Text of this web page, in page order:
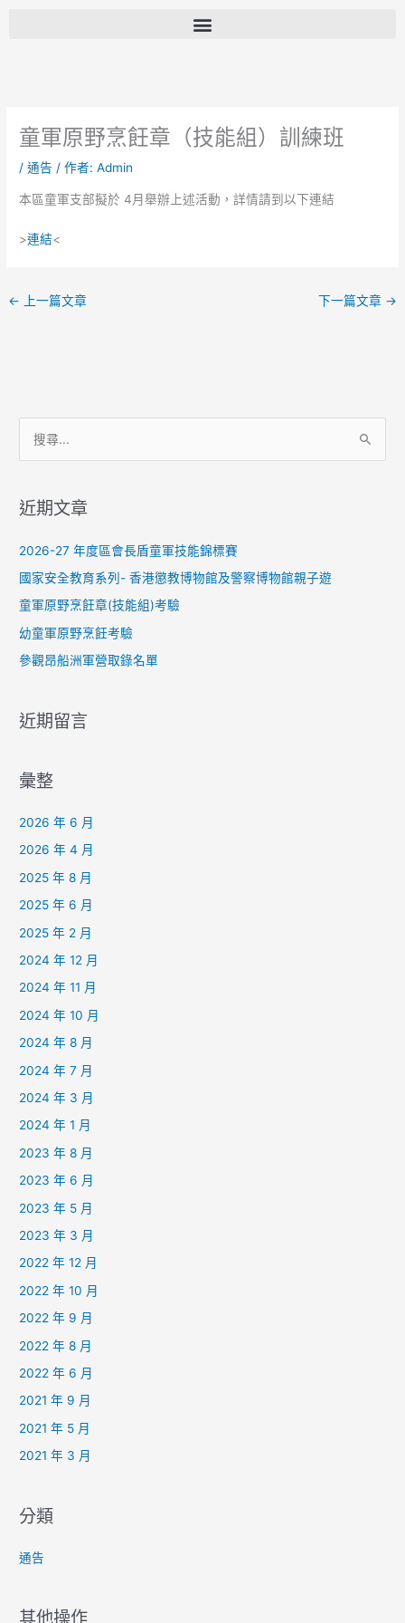
童軍原野烹飪章（技能組）訓練班
/通告 / 作者:Admin
本區童軍支部擬於 4月舉辦上述活動，詳情請到以下連結
>連結<
← 上一篇文章 下一篇文章 →
鍵
近期文章
2026-27 年度區會長盾童軍技能錦標賽
國家安全教育系列- 香港懲教博物館及警察博物館親子遊
童軍原野烹飪章(技能組)考驗
幼童軍原野烹飪考驗
參觀昂船洲軍營取錄名單
近期留言
彙整
2026 年 6 月
2026 年 4 月
2025 年 8 月
2025 年 6 月
2025 年 2 月
2024 年 12 月
2024 年 11 月
2024 年 10 月
2024 年 8 月
2024 年 7 月
2024 年 3 月
2024 年 1 月
2023 年 8 月
2023 年 6 月
2023 年 5 月
2023 年 3 月
2022 年 12 月
2022 年 10 月
2022 年 9 月
2022 年 8 月
2022 年 6 月
2021 年 9 月
2021 年 5 月
2021 年 3 月
分類
通告
其他操作